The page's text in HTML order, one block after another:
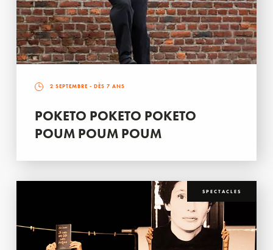
2 SEPTEMBRE - DÈS 7 ANS
POKETO POKETO POKETO
POUM POUM POUM
SPECTACLES